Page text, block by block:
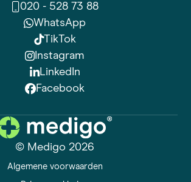
020 - 528 73 88
WhatsApp
TikTok
Instagram
LinkedIn
Facebook
© Medigo 2026
Algemene voorwaarden